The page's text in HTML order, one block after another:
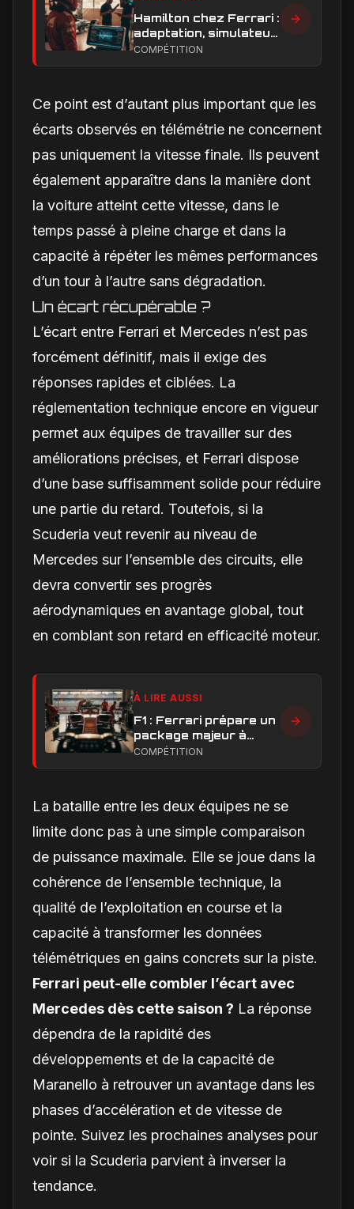
Hamilton chez Ferrari :
adaptation, simulateur
et critiques, ce qui
COMPÉTITION
Ce point est d’autant plus important que les
écarts observés en télémétrie ne concernent
pas uniquement la vitesse finale. Ils peuvent
également apparaître dans la manière dont
la voiture atteint cette vitesse, dans le
temps passé à pleine charge et dans la
capacité à répéter les mêmes performances
d’un tour à l’autre sans dégradation.
Un écart récupérable ?
L’écart entre Ferrari et Mercedes n’est pas
forcément définitif, mais il exige des
réponses rapides et ciblées. La
réglementation technique encore en vigueur
permet aux équipes de travailler sur des
améliorations précises, et Ferrari dispose
d’une base suffisamment solide pour réduire
une partie du retard. Toutefois, si la
Scuderia veut revenir au niveau de
Mercedes sur l’ensemble des circuits, elle
devra convertir ses progrès
aérodynamiques en avantage global, tout
en comblant son retard en efficacité moteur.
À LIRE AUSSI
F1 : Ferrari prépare un
package majeur à
Barcelone, un test
COMPÉTITION
La bataille entre les deux équipes ne se
limite donc pas à une simple comparaison
de puissance maximale. Elle se joue dans la
cohérence de l’ensemble technique, la
qualité de l’exploitation en course et la
capacité à transformer les données
télémétriques en gains concrets sur la piste.
Ferrari peut-elle combler l’écart avec
Mercedes dès cette saison ? La réponse
dépendra de la rapidité des
développements et de la capacité de
Maranello à retrouver un avantage dans les
phases d’accélération et de vitesse de
pointe. Suivez les prochaines analyses pour
voir si la Scuderia parvient à inverser la
tendance.